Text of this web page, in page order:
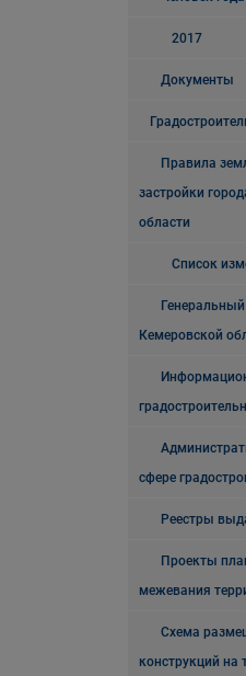
2017
Документы
Правила
застройки
области
Список
Кемеровской
сфере
Реестры
Проекты
межевания
Схема
конструкций на